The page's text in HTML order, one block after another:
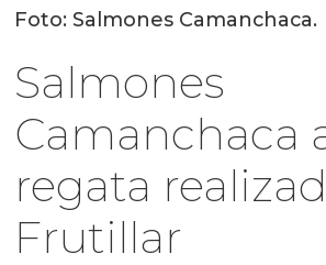
Foto: Salmones Camanchaca.
Salmones
Camanchaca
regata
Frutillar